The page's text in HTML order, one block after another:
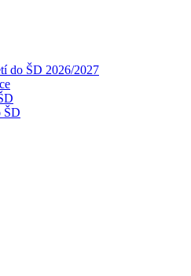
do ŠD 2026/2027
ŠD